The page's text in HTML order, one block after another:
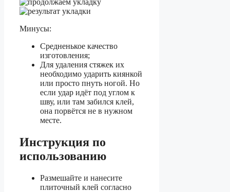
Минусы:
Средненькое качество
изготовления;
Для удаления стяжек их
необходимо ударить киянкой
или просто пнуть ногой. Но
если удар идёт под углом к
шву, или там забился клей,
она порвётся не в нужном
месте.
Инструкция по
использованию
Размешайте и нанесите
плиточный клей согласно